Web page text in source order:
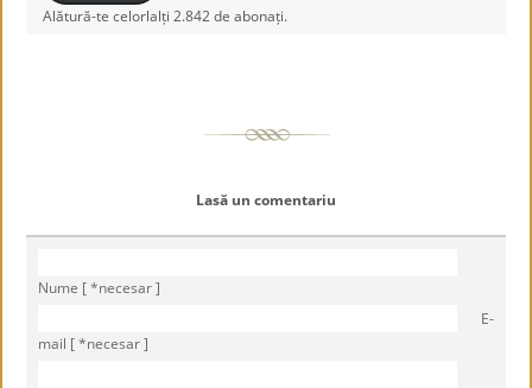
Alătură-te celorlalți 2.842 de abonați.
Lasă un comentariu
Nume [ *necesar ]
E-
mail [ *necesar ]